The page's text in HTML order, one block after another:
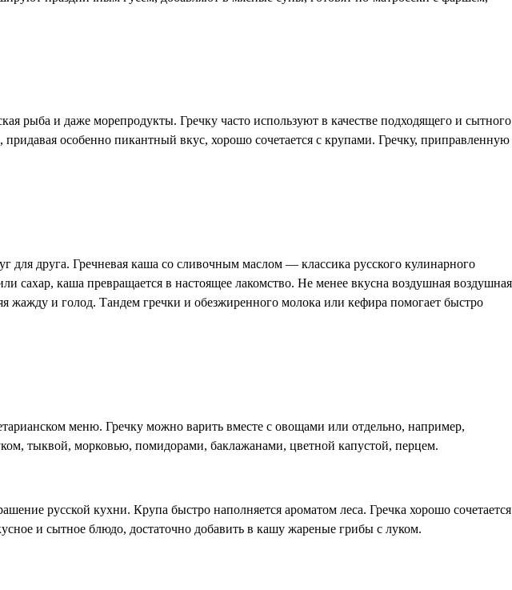
рыба и даже морепродукты. Гречку часто используют в качестве подходящего и сытного
особенно пикантный вкус, хорошо сочетается с крупами. Гречку, приправленную
для друга. Гречневая каша со сливочным маслом — классика русского кулинарного
каша превращается в настоящее лакомство. Не менее вкусна воздушная воздушная
жажду и голод. Тандем гречки и обезжиренного молока или кефира помогает быстро
меню. Гречку можно варить вместе с овощами или отдельно, например,
тыквой, морковью, помидорами, баклажанами, цветной капустой, перцем.
русской кухни. Крупа быстро наполняется ароматом леса. Гречка хорошо сочетается
и сытное блюдо, достаточно добавить в кашу жареные грибы с луком.